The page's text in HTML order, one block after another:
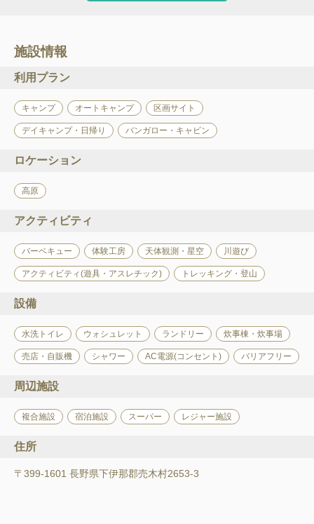
施設情報
利用プラン
キャンプ オートキャンプ 区画サイト
デイキャンプ・日帰り バンガロー・キャビン
ロケーション
高原
アクティビティ
バーベキュー 体験工房 天体観測・星空 川遊び
アクティビティ(遊具・アスレチック) トレッキング・登山
設備
水洗トイレ ウォシュレット ランドリー 炊事棟・炊事場
売店・自販機 シャワー AC電源(コンセント) バリアフリー
周辺施設
複合施設 宿泊施設 スーパー レジャー施設
住所
〒399-1601 長野県下伊那郡売木村2653-3